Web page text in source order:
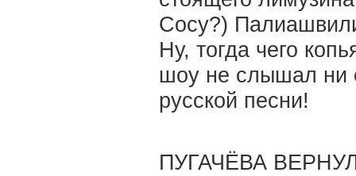
Сосу?)
Ну, тогда чего
шоу не слышал ни
русской песни!
ПУГАЧЁВА